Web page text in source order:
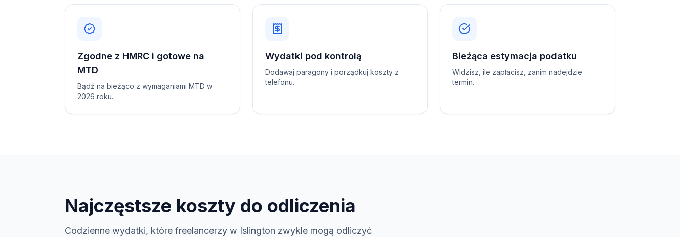
Zgodne z HMRC i gotowe na
MTD
Bądź na bieżąco z wymaganiami MTD w
2026 roku.
Wydatki pod kontrolą
Dodawaj paragony i porządkuj koszty z
telefonu.
Bieżąca estymacja podatku
Widzisz, ile zapłacisz, zanim nadejdzie
termin.
Najczęstsze koszty do odliczenia
Codzienne wydatki, które freelancerzy w Islington zwykle mogą odliczyć